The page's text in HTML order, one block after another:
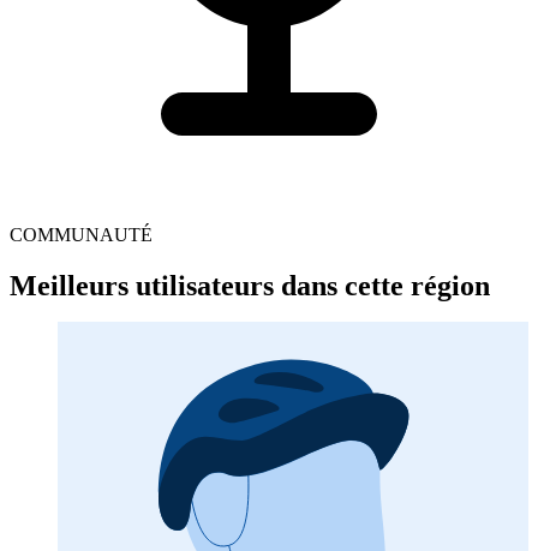
COMMUNAUTÉ
Meilleurs utilisateurs dans cette région